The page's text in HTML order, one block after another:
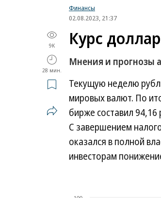
Финансы
02.08.2023, 21:37
9K
28 мин.
Курс
Мнения и прогнозы
Текущую неделю
мировых валют. По
бирже составил
С завершением
оказался в полной
инвесторам